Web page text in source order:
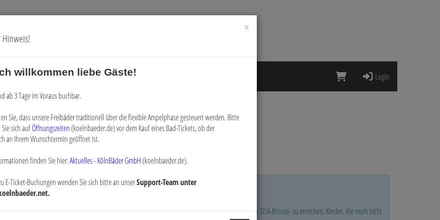
Gutscheine Digitale Vorteilskarte Login
3)
Erlernen einer zweiten Schwimmart (Rückenlage) (Teilnahme ohne Eltern!)
hier vertieft und erweitert, die Ausdauer und Schwimmsicherheit wird weiter ausgebaut, um das DSA-Bronze- zu erreichen. Kinder, die noch nicht
×
willkommen liebe Gäste!
ab 3 Tage im Voraus buchbar.
Sie, dass unsere Freibäder traditionell über die flexible Ampelphase gesteuert werden. Bitte
sich aufÖffnungszeiten(koelnbaeder.de) vor dem Kauf eines Bad-Tickets, ob der
an Ihrem Wunschtermin geöffnet ist.
finden Sie hier:Aktuelles - KölnBäder GmbH(koelnbaeder.de).
E-Ticket-Buchungen wenden Sie sich bitte an unserSupport-Team unter